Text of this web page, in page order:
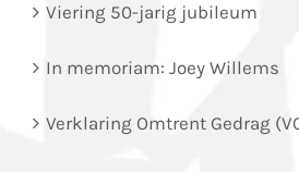
Viering 50-jarig jubileum
In memoriam: Joey Willems
Verklaring Omtrent Gedrag